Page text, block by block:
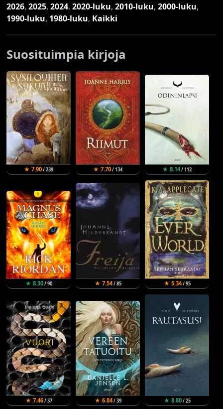
2026,2025,2024,2020-luku,2010-luku,2000-luku,
1990-luku, 1980-luku, Kaikki
Suosituimpia kirjoja
★ 7.90/ 239 ★ 7.70/ 134 ★ 8.14/ 112
★ 8.30/ 90 ★ 7.54/ 85 ★ 5.34/ 95
★ 7.46/ 37 ★ 6.84/ 39 ★ 8.80/ 25